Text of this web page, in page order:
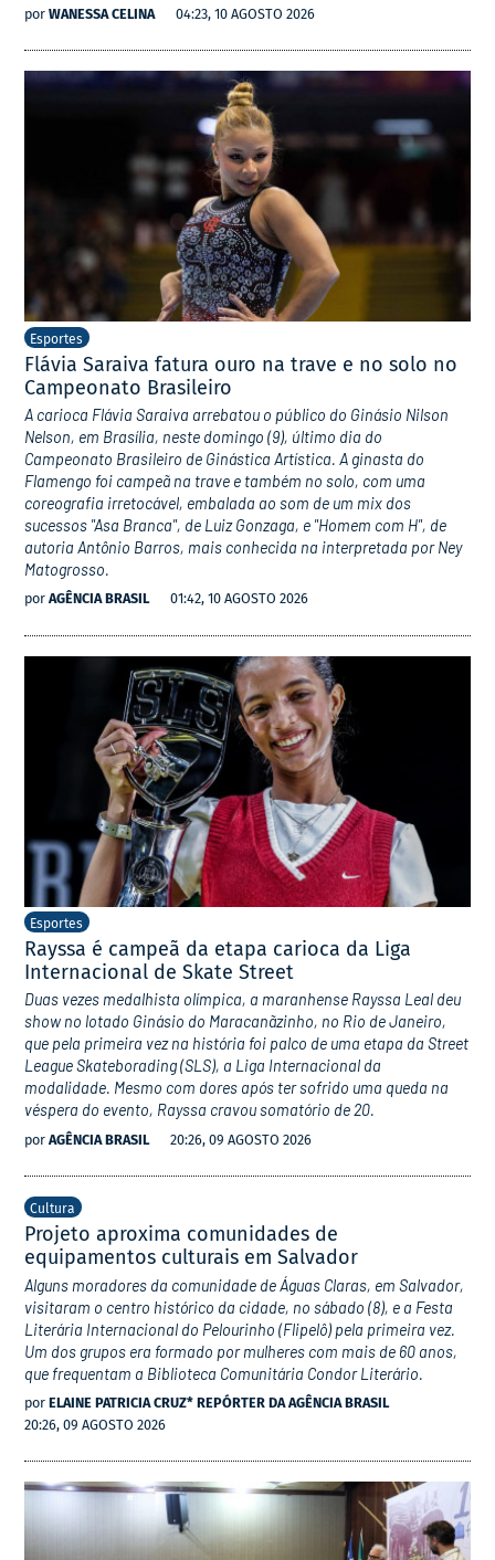
por WANESSA CELINA 04:23, 10 AGOSTO 2026
Esportes
Flávia Saraiva fatura ouro na trave e no solo no
Campeonato Brasileiro
A carioca Flávia Saraiva arrebatou o público do Ginásio Nilson
Nelson, em Brasília, neste domingo (9), último dia do
Campeonato Brasileiro de Ginástica Artística. A ginasta do
Flamengo foi campeã na trave e também no solo, com uma
coreografia irretocável, embalada ao som de um mix dos
sucessos "Asa Branca", de Luiz Gonzaga, e "Homem com H", de
autoria Antônio Barros, mais conhecida na interpretada por Ney
Matogrosso.
por AGÊNCIA BRASIL 01:42, 10 AGOSTO 2026
Esportes
Rayssa é campeã da etapa carioca da Liga
Internacional de Skate Street
Duas vezes medalhista olímpica, a maranhense Rayssa Leal deu
show no lotado Ginásio do Maracanãzinho, no Rio de Janeiro,
que pela primeira vez na história foi palco de uma etapa da Street
League Skateborading (SLS), a Liga Internacional da
modalidade. Mesmo com dores após ter sofrido uma queda na
véspera do evento, Rayssa cravou somatório de 20.
por AGÊNCIA BRASIL 20:26, 09 AGOSTO 2026
Cultura
Projeto aproxima comunidades de
equipamentos culturais em Salvador
Alguns moradores da comunidade de Águas Claras, em Salvador,
visitaram o centro histórico da cidade, no sábado (8), e a Festa
Literária Internacional do Pelourinho (Flipelô) pela primeira vez.
Um dos grupos era formado por mulheres com mais de 60 anos,
que frequentam a Biblioteca Comunitária Condor Literário.
por ELAINE PATRICIA CRUZ* REPÓRTER DA AGÊNCIA BRASIL
20:26, 09 AGOSTO 2026